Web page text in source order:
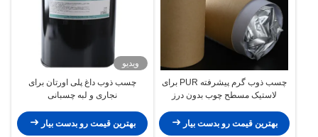
چسب ذوب گرم پیشرفته PUR برای
لاستیک مسطح چوب بدون درز
بهترین قیمت رو بدست بیار
ویدیو
چسب ذوب داغ پلی اورتان برای
نجاری و لبه چسبانی
بهترین قیمت رو بدست بیار